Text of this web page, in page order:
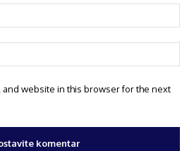
and website in this browser for the next